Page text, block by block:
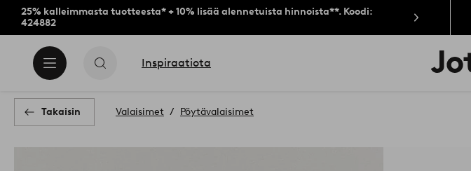
25% kalleimmasta tuotteesta* + 10% lisää alennetuista hinnoista**. Koodi:
424882
Inspiraatiota
Jotex-
logo
Takaisin Valaisimet Pöytävalaisimet